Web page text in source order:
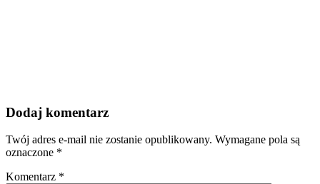
Dodaj komentarz
Twój adres e-mail nie zostanie opublikowany. Wymagane pola są
oznaczone *
Komentarz *